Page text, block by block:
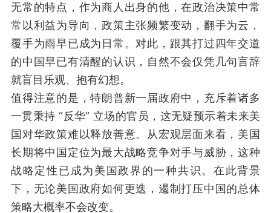
无常的特点，作为商人出身的他，在政治决策中常
常以利益为导向，政策主张频繁变动，翻手为云，
覆手为雨早已成为日常。对此，跟其打过四年交道
的中国早已有清醒的认识，自然不会仅凭几句言辞
就盲目乐观、抱有幻想。
值得注意的是，特朗普新一届政府中，充斥着诸多
一贯秉持 “反华” 立场的官员，这无疑预示着未来美
国对华政策难以释放善意。从宏观层面来看，美国
长期将中国定位为最大战略竞争对手与威胁，这种
战略定性已成为美国政界的一种共识。在此背景
下，无论美国政府如何更迭，遏制打压中国的总体
策略大概率不会改变。